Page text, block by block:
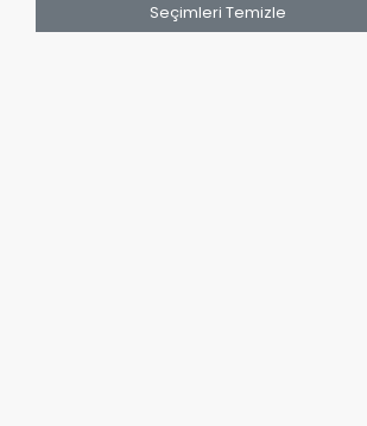
Seçimleri Temizle